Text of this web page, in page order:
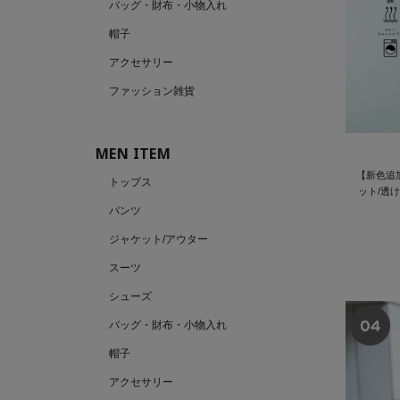
バッグ・財布・小物入れ
帽子
アクセサリー
ファッション雑貨
MEN ITEM
トップス
パンツ
ジャケット/アウター
スーツ
シューズ
バッグ・財布・小物入れ
帽子
アクセサリー
【新色
ット/透